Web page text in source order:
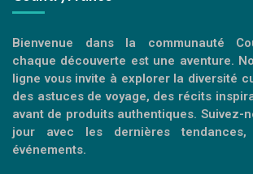
Bienvenue dans la communauté
chaque découverte est une aventure.
ligne vous invite à explorer la diversité
des astuces de voyage, des récits
avant de produits authentiques. Suivez-
jour avec les dernières
événements.